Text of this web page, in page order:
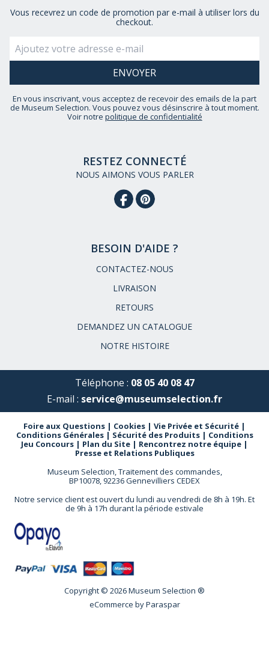
Vous recevrez un code de promotion par e-mail à utiliser lors du
checkout.
En vous inscrivant, vous acceptez de recevoir des emails de la part
de Museum Selection. Vous pouvez vous désinscrire à tout moment.
Voir notre politique de confidentialité
RESTEZ CONNECTÉ
NOUS AIMONS VOUS PARLER
BESOIN D'AIDE ?
CONTACTEZ-NOUS
LIVRAISON
RETOURS
DEMANDEZ UN CATALOGUE
NOTRE HISTOIRE
Téléphone : 08 05 40 08 47
E-mail : service@museumselection.fr
Foire aux Questions | Cookies | Vie Privée et Sécurité |
Conditions Générales| Sécurité des Produits| Conditions
Jeu Concours | Plan du Site | Rencontrez notre équipe |
Presse et Relations Publiques
Museum Selection, Traitement des commandes,
BP10078, 92236 Gennevilliers CEDEX
Notre service client est ouvert du lundi au vendredi de 8h à 19h. Et
de 9h à 17h durant la période estivale
Copyright © 2026 Museum Selection ®
eCommerce byParaspar